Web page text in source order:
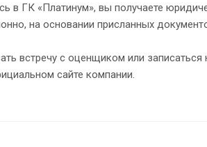
в ГК «Платинум», вы получаете
на основании присланных
встречу с оценщиком или
сайте компании.